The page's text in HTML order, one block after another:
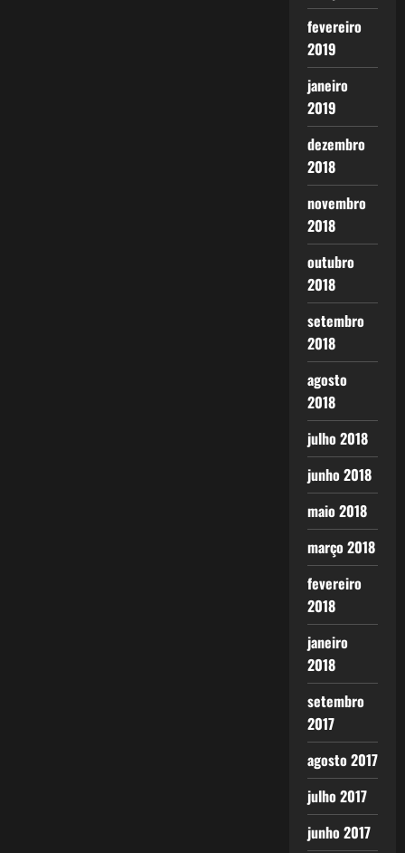
fevereiro
2019
janeiro
2019
dezembro
2018
novembro
2018
outubro
2018
setembro
2018
agosto
2018
julho 2018
junho 2018
maio 2018
março 2018
fevereiro
2018
janeiro
2018
setembro
2017
agosto 2017
julho 2017
junho 2017